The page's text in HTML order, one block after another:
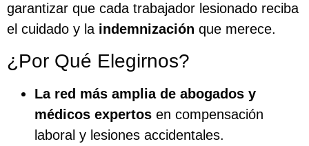
garantizar que cada trabajador lesionado reciba
el cuidado y la indemnización que merece.
¿Por Qué Elegirnos?
La red más amplia de abogados y
médicos expertos en compensación
laboral y lesiones accidentales.